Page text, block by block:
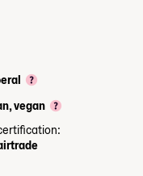
vegan